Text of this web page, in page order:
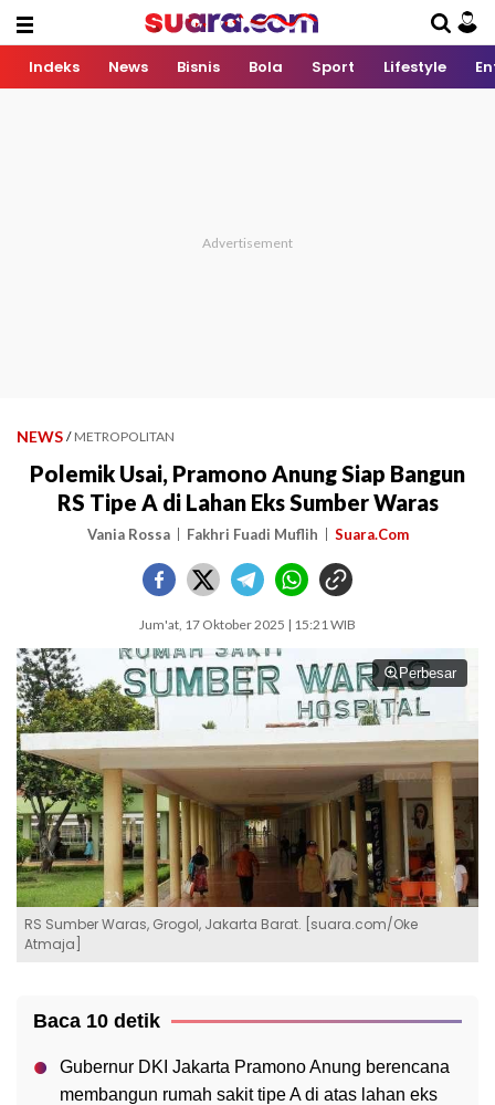
Indeks News Bisnis Bola Sport Lifestyle
NEWS / METROPOLITAN
Polemik Usai, Pramono Anung Siap Bangun
RS Tipe A di Lahan Eks Sumber Waras
Vania Rossa Fakhri Fuadi Muflih Suara.Com
Jum'at, 17 Oktober 2025 | 15:21 WIB
Perbesar
RS Sumber Waras, Grogol, Jakarta Barat. [suara.com/Oke
Atmaja]
Baca 10 detik
Gubernur DKI Jakarta Pramono Anung berencana
membangun rumah sakit tipe A di atas lahan eks